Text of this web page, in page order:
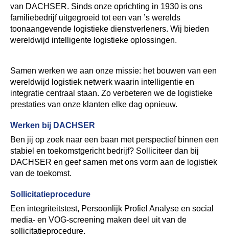
van DACHSER. Sinds onze oprichting in 1930 is ons
familiebedrijf uitgegroeid tot een van ’s werelds
toonaangevende logistieke dienstverleners. Wij bieden
wereldwijd intelligente logistieke oplossingen.
Samen werken we aan onze missie: het bouwen van een
wereldwijd logistiek netwerk waarin intelligentie en
integratie centraal staan. Zo verbeteren we de logistieke
prestaties van onze klanten elke dag opnieuw.
Werken bij DACHSER
Ben jij op zoek naar een baan met perspectief binnen een
stabiel en toekomstgericht bedrijf? Solliciteer dan bij
DACHSER en geef samen met ons vorm aan de logistiek
van de toekomst.
Sollicitatieprocedure
Een integriteitstest, Persoonlijk Profiel Analyse en social
media- en VOG-screening maken deel uit van de
sollicitatieprocedure.